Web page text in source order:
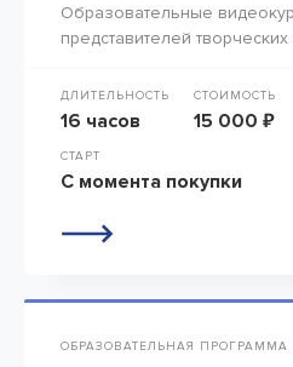
Образовательные
представителей творческих
ДЛИТЕЛЬНОСТЬ
16 часов
СТОИМОСТЬ
15 000 ₽
СТАРТ
С момента покупки
ОБРАЗОВАТЕЛЬНАЯ ПРОГРАММА